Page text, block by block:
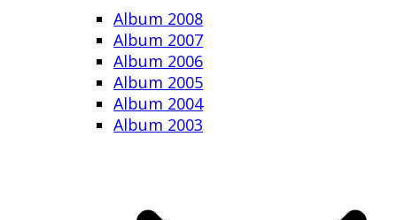
Album 2008
Album 2007
Album 2006
Album 2005
Album 2004
Album 2003